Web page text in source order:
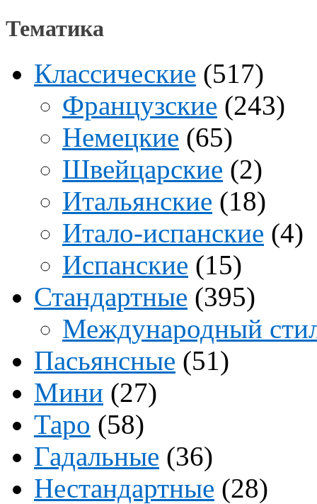
Тематика
Классические (517)
Французские (243)
Немецкие (65)
Швейцарские (2)
Итальянские (18)
Итало-испанские (4)
Испанские (15)
Стандартные (395)
Международный
Пасьянсные (51)
Мини (27)
Таро (58)
Гадальные (36)
Нестандартные (28)